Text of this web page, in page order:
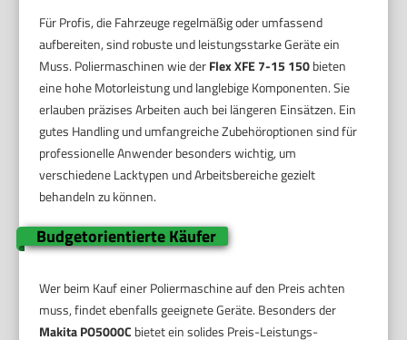
Für Profis, die Fahrzeuge regelmäßig oder umfassend
aufbereiten, sind robuste und leistungsstarke Geräte ein
Muss. Poliermaschinen wie derFlex XFE 7-15 150bieten
eine hohe Motorleistung und langlebige Komponenten. Sie
erlauben präzises Arbeiten auch bei längeren Einsätzen. Ein
gutes Handling und umfangreiche Zubehöroptionen sind für
professionelle Anwender besonders wichtig, um
verschiedene Lacktypen und Arbeitsbereiche gezielt
behandeln zu können.
Budgetorientierte Käufer
Wer beim Kauf einer Poliermaschine auf den Preis achten
muss, findet ebenfalls geeignete Geräte. Besonders der
Makita PO5000C bietet ein solides Preis-Leistungs-